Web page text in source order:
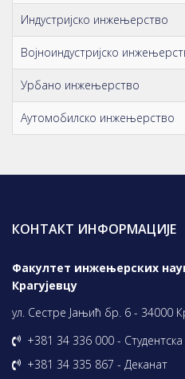
Индустријско инжењерство
Војноиндустријско
Урбано инжењерство
Аутомобилско инжењерство
КОНТАКТ ИНФОРМАЦИЈЕ
Факултет инжењерских
Крагујевцу
ул. Сестре Јањић бр. 6 - 34000
+381 34 336 000 -
+381 34 335 867 - Деканат